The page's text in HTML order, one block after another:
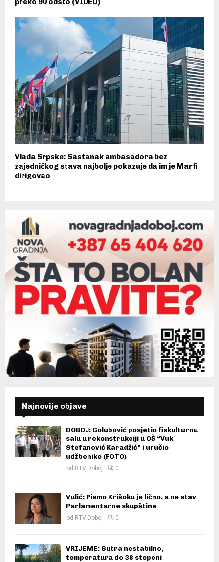
preko 90 odsto (VIDEO)
Vlada Srpske: Sastanak ambasadora bez
zajedničkog stava najbolje pokazuje da im je Marfi
dirigovao
Najnovije objave
DOBOJ: Golubović posjetio fiskulturnu
salu u rekonstrukciji u OŠ “Vuk
Stefanović Karadžić” i uručio
udžbenike (FOTO)
od RTV Doboj 0
Vulić: Pismo Krišoku je lično, a ne stav
Parlamentarne skupštine
od RTV Doboj 0
VRIJEME: Sutra nestabilno,
temperatura do 38 stepeni